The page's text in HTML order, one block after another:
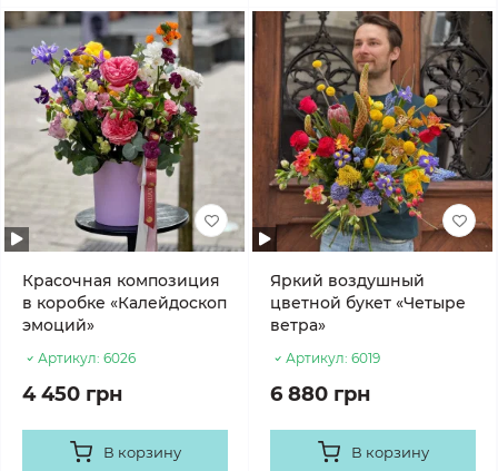
Красочная композиция
в коробке «Калейдоскоп
эмоций»
Артикул: 6026
4 450 грн
В корзину
Яркий воздушный
цветной букет «Четыре
ветра»
Артикул: 6019
6 880 грн
В корзину